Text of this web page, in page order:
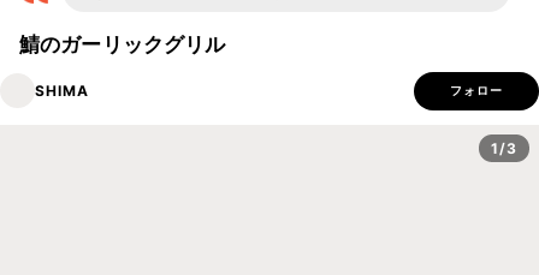
鯖のガーリックグリル
SHIMA フォロー
1/3